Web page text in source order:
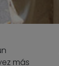
más